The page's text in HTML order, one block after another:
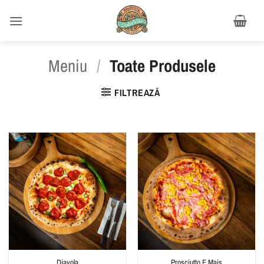
Meniu / Toate Produsele
FILTREAZĂ